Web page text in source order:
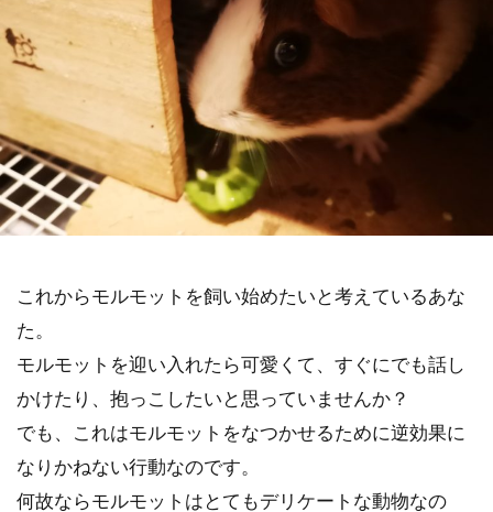
これからモルモットを飼い始めたいと考えているあな
た。
モルモットを迎い入れたら可愛くて、すぐにでも話し
かけたり、抱っこしたいと思っていませんか？
でも、これはモルモットをなつかせるために逆効果に
なりかねない行動なのです。
何故ならモルモットはとてもデリケートな動物なの